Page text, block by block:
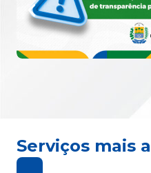
Serviços mais